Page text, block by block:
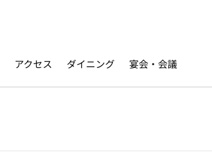
アクセス ダイニング 宴会・会議